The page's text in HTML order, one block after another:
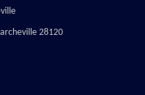
28120